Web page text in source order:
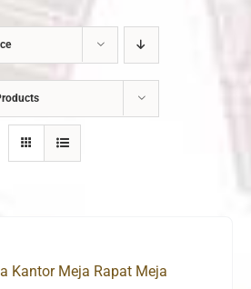
Kantor Meja Rapat Meja